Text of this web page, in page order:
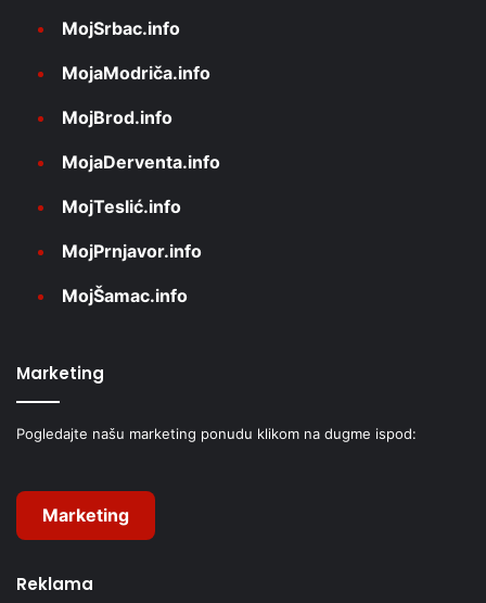
MojSrbac.info
MojaModriča.info
MojBrod.info
MojaDerventa.info
MojTeslić.info
MojPrnjavor.info
MojŠamac.info
Marketing
Pogledajte našu marketing ponudu klikom na dugme ispod:
Marketing
Reklama